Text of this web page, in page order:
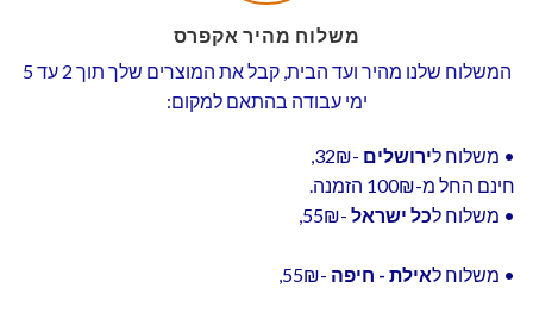
משלוח מהיר אקפרס
המשלוח שלנו מהיר ועד הבית, קבל את המוצרים שלך תוך 2 עד 5
ימי עבודה בהתאם למקום:
• משלוח לירושלים -32₪,
חינם החל מ-100₪ הזמנה.
• משלוח לכל ישראל -55₪,
• משלוח לאילת - חיפה -55₪,